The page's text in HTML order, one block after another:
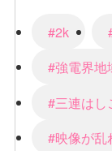
#2k
#強電界地
#三連はし
#映像が乱